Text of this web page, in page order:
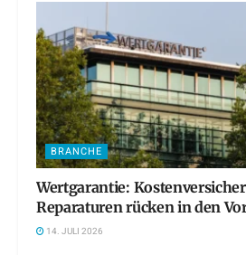
BRANCHE
Wertgarantie:
Reparaturen rücken in den
14. JULI 2026